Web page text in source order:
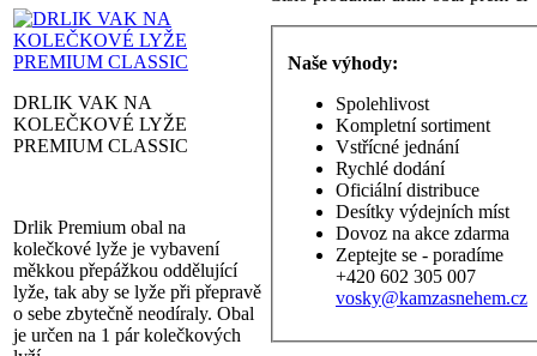
DRLIK VAK NA
KOLEČKOVÉ LYŽE
PREMIUM CLASSIC
Drlik Premium obal na
kolečkové lyže je vybavení
měkkou přepážkou oddělující
lyže, tak aby se lyže při přepravě
o sebe zbytečně neodíraly. Obal
je určen na 1 pár kolečkových
Naše výhody:
Spolehlivost
Kompletní sortiment
Vstřícné jednání
Rychlé dodání
Oficiální distribuce
Desítky výdejních míst
Dovoz na akce zdarma
Zeptejte se - poradíme
+420 602 305 007
vosky@kamzasnehem.cz